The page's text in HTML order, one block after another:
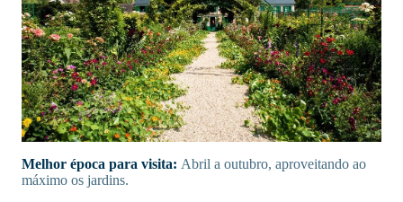
Melhor época para visita: Abril a outubro, aproveitando ao
máximo os jardins.